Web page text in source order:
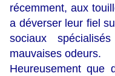
récemment, aux
a déverser leur fiel
sociaux
mauvaises odeurs.
Heureusement que